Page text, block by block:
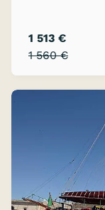
1 560 €
1 513 €